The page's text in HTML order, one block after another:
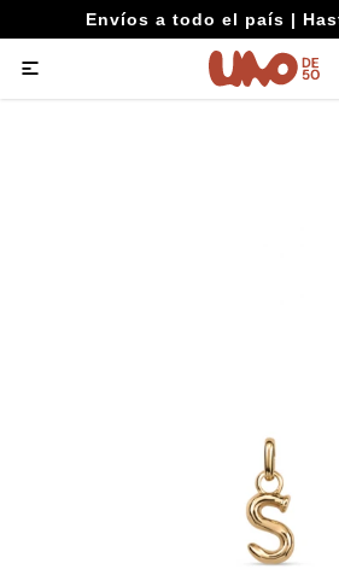
Envíos a todo el país |
